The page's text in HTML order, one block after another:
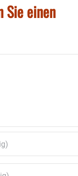
Sie einen